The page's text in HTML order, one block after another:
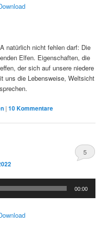
natürlich nicht fehlen darf: Die
Elfen. Eigenschaften, die
der sich auf unsere niedere
uns die Lebensweise, Weltsicht
|10Kommentare
5
00:00